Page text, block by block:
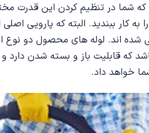
شما در تنظیم کردن این قدرت
ببندید. البته که پارویی
شده اند. لوله های محصول دو نوع